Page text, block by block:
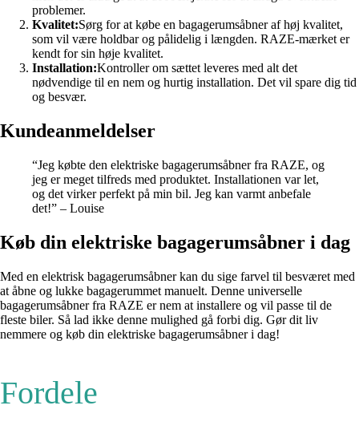
problemer.
Kvalitet:Sørg for at købe en bagagerumsåbner af høj kvalitet,
som vil være holdbar og pålidelig i længden. RAZE-mærket er
kendt for sin høje kvalitet.
Installation:Kontroller om sættet leveres med alt det
nødvendige til en nem og hurtig installation. Det vil spare dig tid
og besvær.
Kundeanmeldelser
“Jeg købte den elektriske bagagerumsåbner fra RAZE, og
jeg er meget tilfreds med produktet. Installationen var let,
og det virker perfekt på min bil. Jeg kan varmt anbefale
det!” – Louise
Køb din elektriske bagagerumsåbner i dag
Med en elektrisk bagagerumsåbner kan du sige farvel til besværet med
at åbne og lukke bagagerummet manuelt. Denne universelle
bagagerumsåbner fra RAZE er nem at installere og vil passe til de
fleste biler. Så lad ikke denne mulighed gå forbi dig. Gør dit liv
nemmere og køb din elektriske bagagerumsåbner i dag!
Fordele